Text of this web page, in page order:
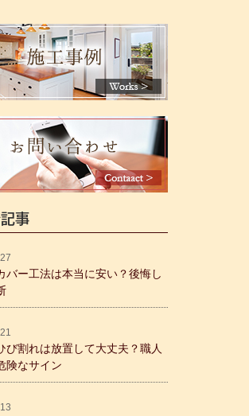
事
バー工法は本当に安い？後悔し
び割れは放置して大丈夫？職人
険なサイン